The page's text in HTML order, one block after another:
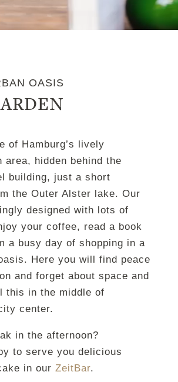
OASIS
of Hamburg’s lively
area, hidden behind the
building, just a short
the Outer Alster lake. Our
designed with lots of
your coffee, read a book
a busy day of shopping in a
Here you will find peace
and forget about space and
this in the middle of
center.
in the afternoon?
to serve you delicious
in our ZeitBar.